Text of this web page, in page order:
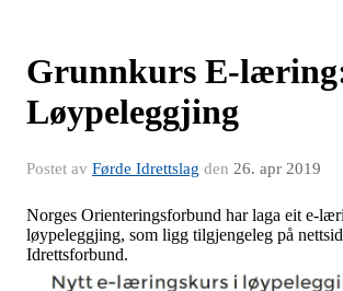
Grunnkurs E-
Løypeleggjing
Postet av Førde Idrettslag den 26. apr 2019
Norges Orienteringsforbund har laga eit e-
løypeleggjing, som ligg tilgjengeleg på
Idrettsforbund.